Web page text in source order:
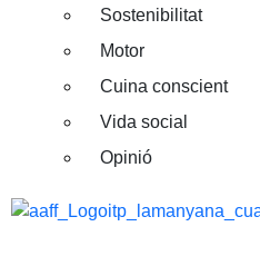
Sostenibilitat
Motor
Cuina conscient
Vida social
Opinió